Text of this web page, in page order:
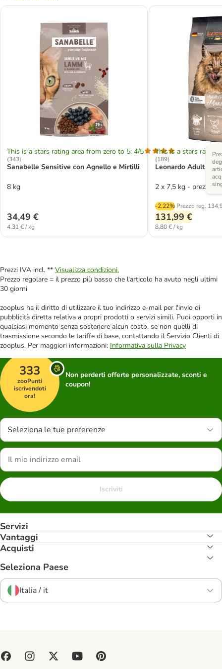
This is a stars rating area from zero to 5: 4/5
(343)
Sanabelle Sensitive con Agnello e Mirtilli
8 kg
34,49 €
4,31 € / kg
This is a stars rating
(189)
Leonardo Adult
2 x 7,5 kg - prezzo
-2.22% Prezzo reg.
131,99 €
8,80 € / kg
Prezzi IVA incl. ** Visualizza condizioni.
Prezzo regolare = il prezzo più basso che l'articolo ha avuto negli ultimi
30 giorni
zooplus ha il diritto di utilizzare il tuo indirizzo e-mail per l'invio di
pubblicità diretta relativa a propri prodotti o servizi simili. Puoi opporti in
qualsiasi momento senza sostenere alcun costo, se non quelli di
trasmissione secondo le tariffe di base, contattando il Servizio Clienti di
zooplus. Per maggiori informazioni: Informativa sulla Privacy
333
zooPunti
iscrivendoti
ora!
Non perderti offerte personalizzate, sconti e
coupon!
Seleziona le tue preferenze
Iscriviti
Servizi
Vantaggi
Acquisti
Seleziona Paese
Italia / it